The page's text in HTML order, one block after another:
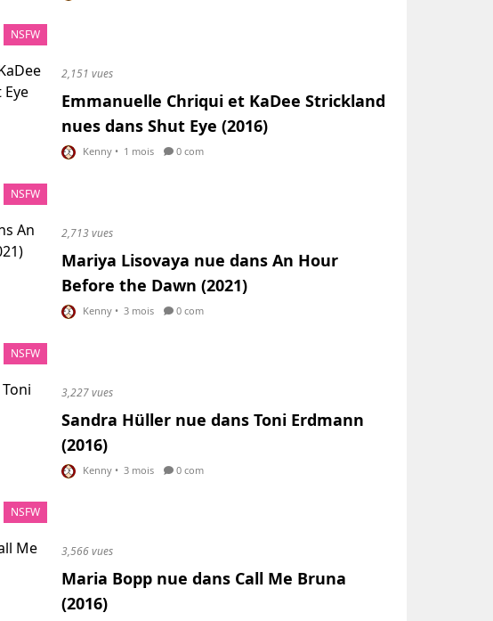
NSFW
NSFW
2,151 vues
Emmanuelle Chriqui et KaDee Strickland
nues dans Shut Eye (2016)
Kenny • 1 mois 0 com
NSFW
2,713 vues
Mariya Lisovaya nue dans An Hour
Before the Dawn (2021)
Kenny • 3 mois 0 com
NSFW
3,227 vues
Sandra Hüller nue dans Toni Erdmann
(2016)
Kenny • 3 mois 0 com
3,566 vues
Maria Bopp nue dans Call Me Bruna
(2016)